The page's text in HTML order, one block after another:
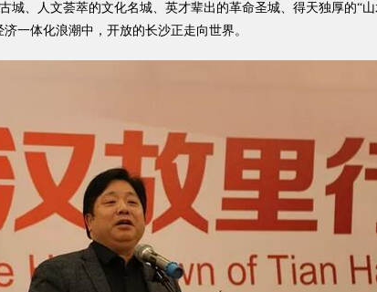
、人文荟萃的文化名城、英才辈出的革命圣城、得天独厚的“
一体化浪潮中，开放的长沙正走向世界。